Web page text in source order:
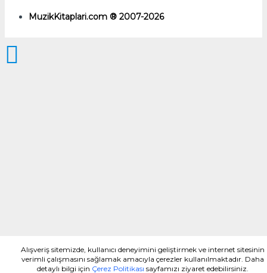
MuzikKitaplari.com ® 2007-2026
Alışveriş sitemizde, kullanıcı deneyimini geliştirmek ve internet sitesinin
verimli çalışmasını sağlamak amacıyla çerezler kullanılmaktadır. Daha
detaylı bilgi için Çerez Politikası sayfamızı ziyaret edebilirsiniz.